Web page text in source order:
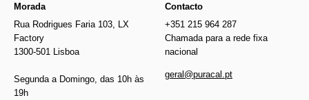
Morada
Rua Rodrigues Faria 103, LX
Factory
1300-501 Lisboa
Segunda a Domingo, das 10h às
19h
Contacto
+351 215 964 287
Chamada para a rede fixa
nacional
geral@puracal.pt